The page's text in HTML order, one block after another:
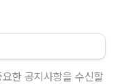
한 공지사항을 수신할